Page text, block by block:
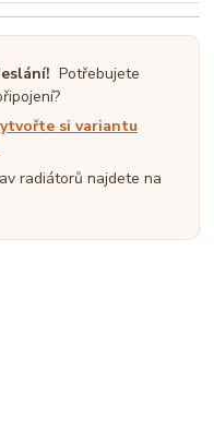
Potřebujete
si variantu
radiátorů najdete na